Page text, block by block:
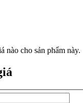
nào cho sản phẩm này.